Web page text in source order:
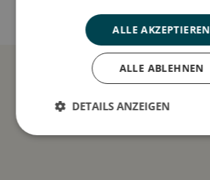
ALLE AKZEPTIEREN
ALLE ABLEHNEN
DETAILS ANZEIGEN